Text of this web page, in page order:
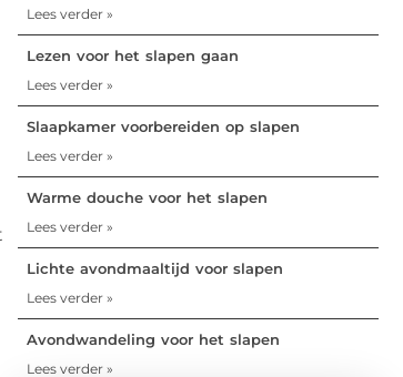
Lees verder »
Lezen voor het slapen gaan
Lees verder »
Slaapkamer voorbereiden op slapen
Lees verder »
Warme douche voor het slapen
Lees verder »
Lichte avondmaaltijd voor slapen
Lees verder »
Avondwandeling voor het slapen
Lees verder »